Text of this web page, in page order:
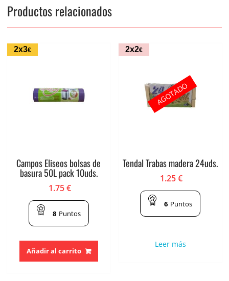
Productos relacionados
2x3€
Campos Eliseos bolsas de
basura 50L pack 10uds.
1.75€
8 Puntos
Añadir al carrito
2x2€
Tendal Trabas madera 24uds.
1.25€
6 Puntos
Leer más
AGOTADO